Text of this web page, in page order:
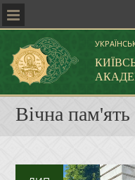
Вічна пам'ять